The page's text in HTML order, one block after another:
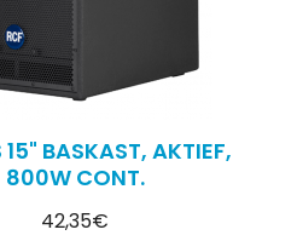
BASKAST, AKTIEF,
800W CONT.
42,35€